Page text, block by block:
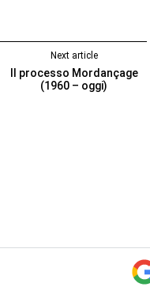
Next article
Il processo Mordançage
(1960 – oggi)